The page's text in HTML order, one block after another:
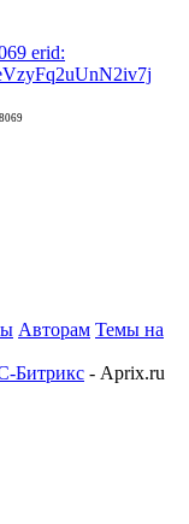
Авторам Темы на
Битрикс - Aprix.ru